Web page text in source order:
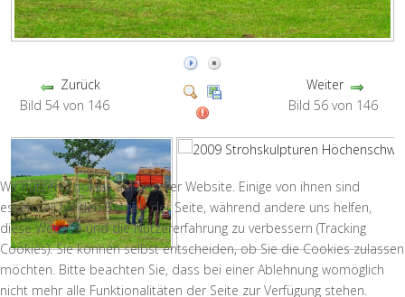
Zurück
Bild 54 von 146
Weiter
Bild 56 von 146
Wir nutzen Cookies auf unserer Website. Einige von ihnen sind
essenziell für den Betrieb der Seite, während andere uns helfen,
diese Website und die Nutzererfahrung zu verbessern (Tracking
Cookies). Sie können selbst entscheiden, ob Sie die Cookies zulassen
möchten. Bitte beachten Sie, dass bei einer Ablehnung womöglich
nicht mehr alle Funktionalitäten der Seite zur Verfügung stehen.